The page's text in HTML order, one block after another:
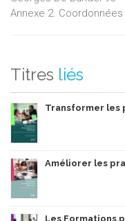
Annexe 2.
Titres liés
Transformer les
Améliorer les
Les Formations